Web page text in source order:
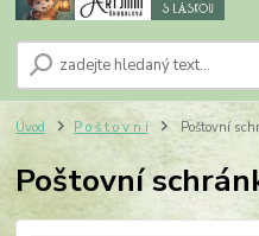
Úvod P o š t o v n í Poštovní
Poštovní